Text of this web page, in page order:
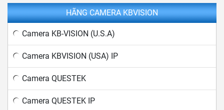
HÃNG CAMERA KBVISION
Camera KB-VISION (U.S.A)
Camera KBVISION (USA) IP
Camera QUESTEK
Camera QUESTEK IP